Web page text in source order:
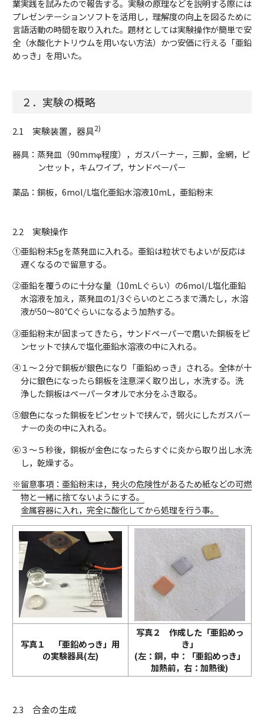
業実践を試みたので報告する。実験の原理などを説明する際には
プレゼンテーションソフトを活用し，理解度の向上を図るために
言語活動の時間を取り入れた。題材としては実験操作が簡単で安
全（水酸化ナトリウムを用いない方法）かつ安価に行える「亜鉛
めっき」を用いた。
２．実験の概略
2.1 実験装置，器具2)
器具：蒸発皿（90mmφ程度），ガスバーナー，三脚，金網，ピ
ンセット，キムワイプ，サンドペーパー
薬品：銅板，6mol/L塩化亜鉛水溶液10mL，亜鉛粉末
2.2 実験操作
①亜鉛粉末5gを蒸発皿に入れる。亜鉛は粒状でもよいが反応は
遅くなるので留意する。
②亜鉛を覆うのに十分な量（10mLぐらい）の6mol/L塩化亜鉛
水溶液を加え，蒸発皿の1/3ぐらいのところまで満たし，水溶
液が50～80℃ぐらいになるよう加熱する。
③亜鉛粉末が固まってきたら，サンドペーパーで磨いた銅板をピ
ンセットで挟んで塩化亜鉛水溶液の中に入れる。
④１～２分で銅板が銀色になり「亜鉛めっき」される。全体が十
分に銀色になったら銅板を注意深く取り出し，水洗する。洗
浄した銅板はペーパータオルで水分をふき取る。
⑤銀色になった銅板をピンセットで挟んで，弱火にしたガスバー
ナーの炎の中に入れる。
⑥３～５秒後，銅板が金色になったらすぐに炎から取り出し水洗
し，乾燥する。
※留意事項：亜鉛粉末は，発火の危険性があるため紙などの可燃
物と一緒に捨てないようにする。
金属容器に入れ，完全に酸化してから処理を行う事。
写真１ 「亜鉛めっき」用
の実験器具(左)
写真２ 作成した「亜鉛めっ
き」
(左：銅，中：「亜鉛めっき」
加熱前，右：加熱後)
2.3 合金の生成